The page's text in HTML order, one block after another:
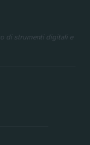
di strumenti digitali e